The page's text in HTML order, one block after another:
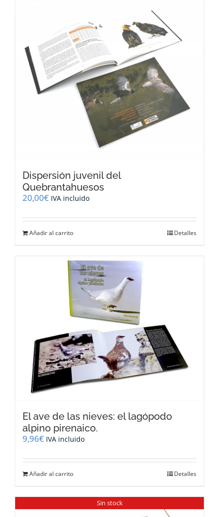
Dispersión juvenil del
Quebrantahuesos
20,00€ IVA incluido
Añadir al carrito Detalles
El ave de las nieves: el lagópodo
alpino pirenaico.
9,96€ IVA incluido
Añadir al carrito Detalles
Sin stock